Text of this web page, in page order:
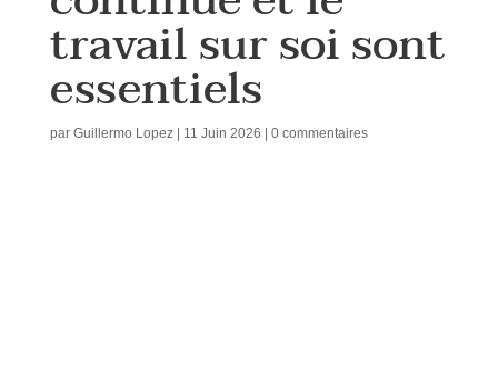
travail sur soi sont
essentiels
par Guillermo Lopez| 11 Juin 2026 0 commentaires